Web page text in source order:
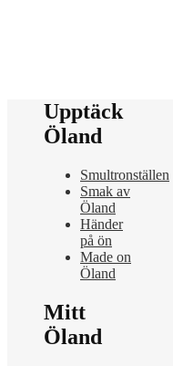
Upptäck
Öland
Smultronställen
Smak av
Öland
Händer
på ön
Made on
Öland
Mitt
Öland